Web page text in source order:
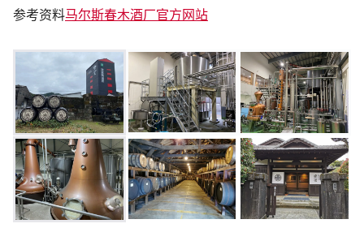
参考资料马尔斯春木酒厂官方网站